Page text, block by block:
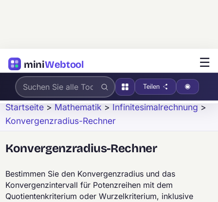
miniWebtool ☰
Teilen
Startseite > Mathematik > Infinitesimalrechnung >
Konvergenzradius-Rechner
Konvergenzradius-Rechner
Bestimmen Sie den Konvergenzradius und das
Konvergenzintervall für Potenzreihen mit dem
Quotientenkriterium oder Wurzelkriterium, inklusive